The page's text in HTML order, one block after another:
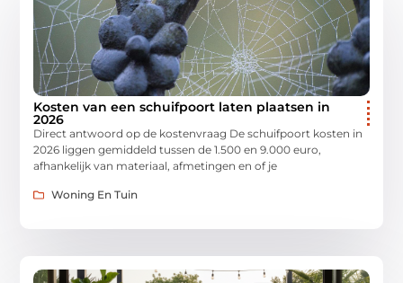
Kosten van een schuifpoort laten plaatsen in
2026
Direct antwoord op de kostenvraag De schuifpoort kosten in
2026 liggen gemiddeld tussen de 1.500 en 9.000 euro,
afhankelijk van materiaal, afmetingen en of je
Woning En Tuin